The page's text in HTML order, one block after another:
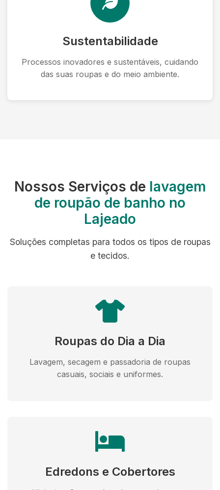
Sustentabilidade
Processos inovadores e sustentáveis, cuidando
das suas roupas e do meio ambiente.
Nossos Serviços de lavagem
de roupão de banho no
Lajeado
Soluções completas para todos os tipos de roupas
e tecidos.
Roupas do Dia a Dia
Lavagem, secagem e passadoria de roupas
casuais, sociais e uniformes.
Edredons e Cobertores